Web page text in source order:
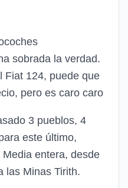
sobrada la verdad.
Fiat 124, puede que
pero es caro caro
3 pueblos, 4
este último,
entera, desde
las Minas Tirith.